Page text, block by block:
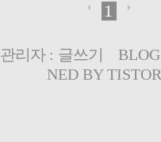
1
관리자: 글쓰기
NED BY